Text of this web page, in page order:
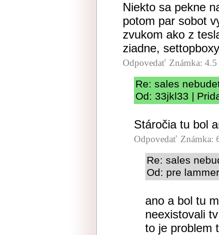
Niekto sa pekne
potom par sobot
zvukom ako z
ziadne,
Odpovedať Známka: 4.5
Re: sales
Od: 33jkl33 |
Stáročia tu bol
Odpovedať Známka:
Re: sales
Od: pre
ano a bol tu
neexistovali
to je problem